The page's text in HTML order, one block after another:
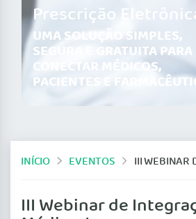
Prescrição
UMA SOLUÇÃO SIMPLES,
SEGURA E GRATUITA PARA
CONECTAR MÉDICOS,
PACIENTES E
INÍCIO EVENTOS III WEBINAR DE
III Webinar de